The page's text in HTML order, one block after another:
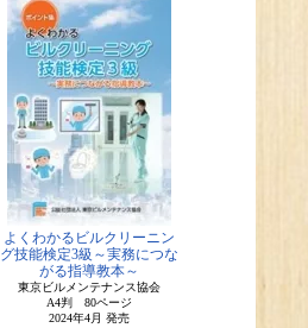
よくわかるビルクリーニン
グ技能検定3級～実務につな
がる指導教本～
東京ビルメンテナンス協会
A4判 80ページ
2024年4月 発売